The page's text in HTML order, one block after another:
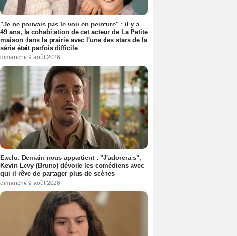
"Je ne pouvais pas le voir en peinture" : il y a
49 ans, la cohabitation de cet acteur de La Petite
maison dans la prairie avec l'une des stars de la
série était parfois difficile
dimanche 9 août 2026
Exclu. Demain nous appartient : "J'adorerais",
Kevin Levy (Bruno) dévoile les comédiens avec
qui il rêve de partager plus de scènes
dimanche 9 août 2026